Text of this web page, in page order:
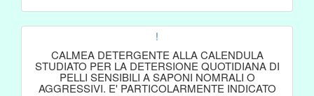
!
CALMEA DETERGENTE ALLA CALENDULA
STUDIATO PER LA DETERSIONE QUOTIDIANA DI
PELLI SENSIBILI A SAPONI NOMRALI O
AGGRESSIVI. E' PARTICOLARMENTE INDICATO